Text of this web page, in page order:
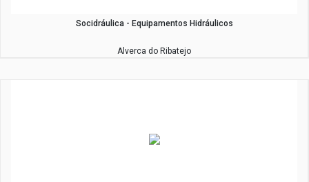
Socidráulica - Equipamentos Hidráulicos
Alverca do Ribatejo